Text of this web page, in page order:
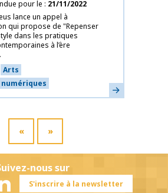
pour le
21/11/2022
lance un appel à
qui propose de "Repenser
dans les pratiques
à l’ère
Arts
En savoir plus
« »
nous sur
S'inscrire à la newsletter